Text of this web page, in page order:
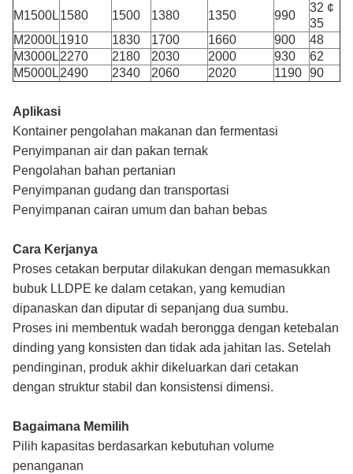
M1500L1580 1500 1380 1350 990
32 ¢
35
M2000L1910 1830 1700 1660 900
48
M3000L2270 2180 2030 2000 930
62
M5000L2490 2340 2060 2020 1190 90
Aplikasi
Kontainer pengolahan makanan dan fermentasi
Penyimpanan air dan pakan ternak
Pengolahan bahan pertanian
Penyimpanan gudang dan transportasi
Penyimpanan cairan umum dan bahan bebas
Cara Kerjanya
Proses cetakan berputar dilakukan dengan memasukkan
bubuk LLDPE ke dalam cetakan, yang kemudian
dipanaskan dan diputar di sepanjang dua sumbu.
Proses ini membentuk wadah berongga dengan ketebalan
dinding yang konsisten dan tidak ada jahitan las. Setelah
pendinginan, produk akhir dikeluarkan dari cetakan
dengan struktur stabil dan konsistensi dimensi.
Bagaimana Memilih
Pilih kapasitas berdasarkan kebutuhan volume
penanganan